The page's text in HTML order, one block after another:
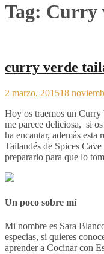
Tag: Curry
curry verde
2 marzo, 201518
Hoy os traemos un Curry
me parece deliciosa, si
ha encantar, además
Tailandés de Spices
prepararlo para que lo
Un poco sobre mí
Mi nombre es Sara
especias, si quieres
aprender a Cocinar con